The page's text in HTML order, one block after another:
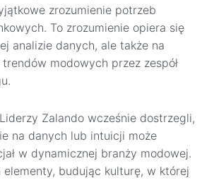
zrozumienie potrzeb
To zrozumienie opiera się
analizie danych, ale także na
modowych przez zespół
Liderzy Zalando wcześnie dostrzegli,
na danych lub intuicji może
w dynamicznej branży modowej.
elementy, budując kulturę, w której